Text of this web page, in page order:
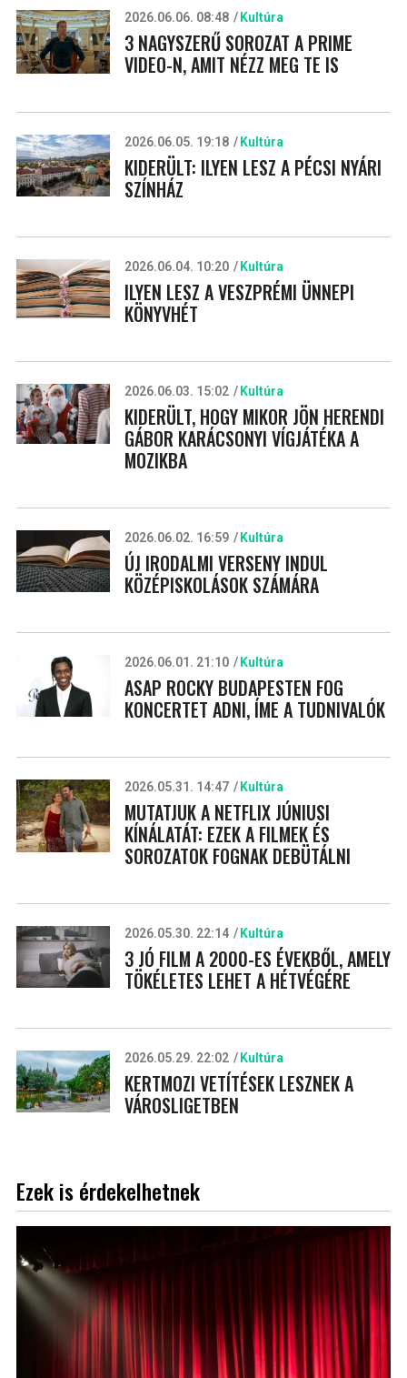
2026.06.06. 08:48 Kultúra
3 NAGYSZERŰ SOROZAT A PRIME
VIDEO-N, AMIT NÉZZ MEG TE IS
2026.06.05. 19:18 Kultúra
KIDERÜLT: ILYEN LESZ A PÉCSI NYÁRI
SZÍNHÁZ
2026.06.04. 10:20 Kultúra
ILYEN LESZ A VESZPRÉMI ÜNNEPI
KÖNYVHÉT
2026.06.03. 15:02 Kultúra
KIDERÜLT, HOGY MIKOR JÖN HERENDI
GÁBOR KARÁCSONYI VÍGJÁTÉKA A
MOZIKBA
2026.06.02. 16:59 Kultúra
ÚJ IRODALMI VERSENY INDUL
KÖZÉPISKOLÁSOK SZÁMÁRA
2026.06.01. 21:10 Kultúra
ASAP ROCKY BUDAPESTEN FOG
KONCERTET ADNI, ÍME A TUDNIVALÓK
2026.05.31. 14:47 Kultúra
MUTATJUK A NETFLIX JÚNIUSI
KÍNÁLATÁT: EZEK A FILMEK ÉS
SOROZATOK FOGNAK DEBÜTÁLNI
2026.05.30. 22:14 Kultúra
3 JÓ FILM A 2000-ES ÉVEKBŐL, AMELY
TÖKÉLETES LEHET A HÉTVÉGÉRE
2026.05.29. 22:02 Kultúra
KERTMOZI VETÍTÉSEK LESZNEK A
VÁROSLIGETBEN
Ezek is érdekelhetnek